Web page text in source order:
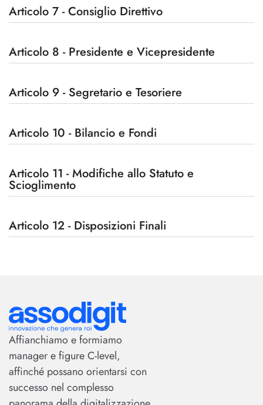
Articolo 7 - Consiglio Direttivo
Articolo 8 - Presidente e Vicepresidente
Articolo 9 - Segretario e Tesoriere
Articolo 10 - Bilancio e Fondi
Articolo 11 - Modifiche allo Statuto e
Scioglimento
Articolo 12 - Disposizioni Finali
Affianchiamo e formiamo
manager e figure C-level,
affinché possano orientarsi con
successo nel complesso